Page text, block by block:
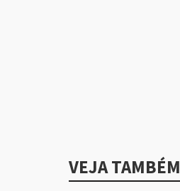
VEJA TAMBÉM